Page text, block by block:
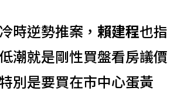
時逆勢推案， 賴建程也指
潮就是剛性買盤看房議價
別是要買在市中心蛋黃